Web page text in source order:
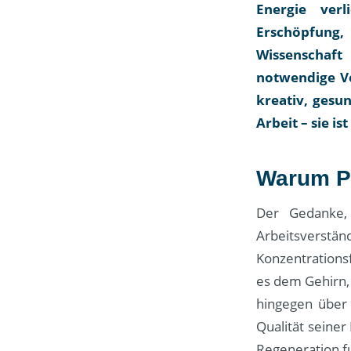
Energie
notwendige
kreativ,
Arbeit – sie
Warum
Der
es dem
hingegen
Qualität seiner